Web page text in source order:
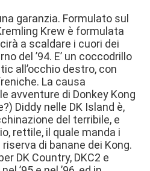
garanzia. Formulato sul
Krew è formulata
a scaldare i cuori dei
del ’94. E’ un coccodrillo
all’occhio destro, con
La causa
avventure di Donkey Kong
Diddy nelle DK Island è,
del terribile, e
rettile, il quale manda i
di banane dei Kong.
DK Country, DKC2 e